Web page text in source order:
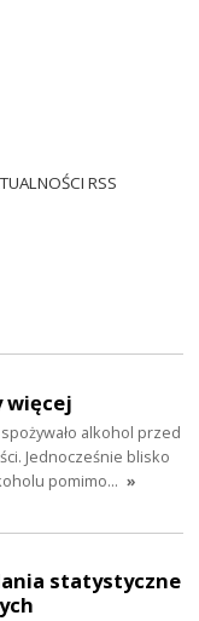
RSS
więcej
alkohol przed
Jednocześnie blisko
pomimo… »
statystyczne